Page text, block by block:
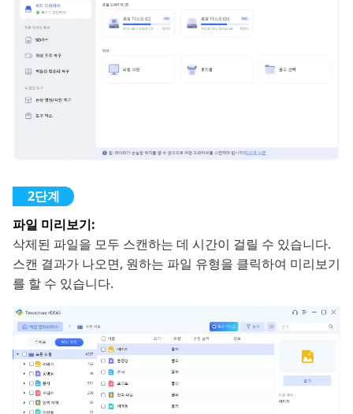
파일 미리보기:
삭제된 파일을 모두 스캔하는 데 시간이 걸릴 수 있습니다.
스캔 결과가 나오면, 원하는 파일 유형을 클릭하여 미리보기
를 할 수 있습니다.